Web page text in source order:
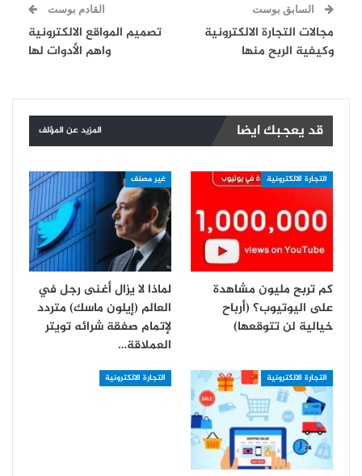
السابق بوست
مجالات التجارة الالكترونية
وكيفية الربح منها
القادم بوست
تصميم المواقع الالكترونية
واهم الأدوات لها
قد يعجبك ايضا المزيد عن المؤلف
التجارة الالكترونية
كم تربح مليون مشاهدة
على اليوتيوب؟ (أرباح
خيالية لن تتوقعها)
غير مصنف
لماذا لا يزال أغنى رجل في
العالم (إيلون ماسك) متردد
لإتمام صفقة شرائه تويتر
العملاقة…
التجارة الالكترونية التجارة الالكترونية